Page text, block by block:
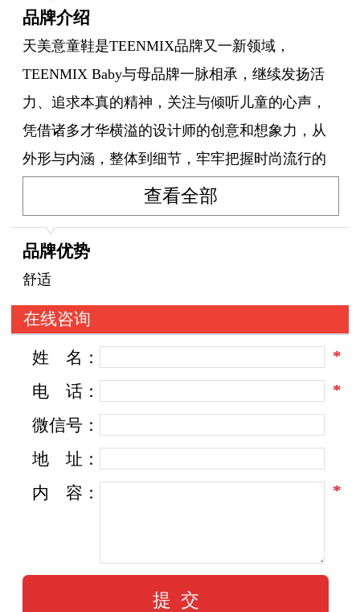
品牌介绍
天美意童鞋是TEENMIX品牌又一新领域，
TEENMIX Baby与母品牌一脉相承，继续发扬活
力、追求本真的精神，关注与倾听儿童的心声，
凭借诸多才华横溢的设计师的创意和想象力，从
外形与内涵，整体到细节，牢牢把握时尚流行的
潮流，力求让每款童装童鞋的设计都成为经典。
查看全部
品牌优势
舒适
在线咨询
姓
名：
*
电
话：
*
微信号：
地
址：
内
容： *